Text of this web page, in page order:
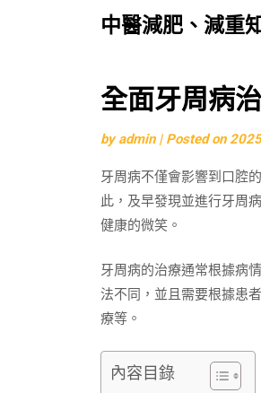
中醫減肥、減重
Skip
content
全面牙周病
byadmin | Posted on
牙周病不僅會影響到口腔
此，及早發現並進行牙周
健康的微笑。
牙周病的治療通常根據病
法不同，並且需要根據患
療等。
內容目錄